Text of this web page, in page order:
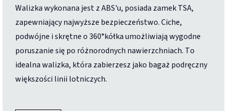
Walizka wykonana jest z ABS'u, posiada zamek TSA,
zapewniający najwyższe bezpieczeństwo. Ciche,
podwójne i skrętne o 360°kółka umożliwiają wygodne
poruszanie się po różnorodnych nawierzchniach. To
idealna walizka, która zabierzesz jako bagaż podręczny
większości linii lotniczych.